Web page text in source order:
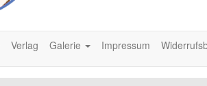
Verlag Galerie Impressum